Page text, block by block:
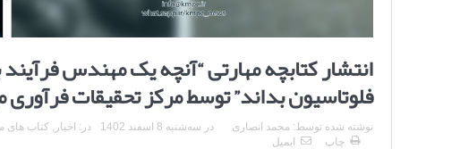
انتشار کتابچه مهارتی “آنچه یک مهندس
فلوتاسیون بداند” توسط مرکز تحقیقات
نوشته شده توسط:محمد انصاری در سه‌شنبه 8 اسفند 1402 در: اخبار ,کتاب های
چاپ
ایمیل